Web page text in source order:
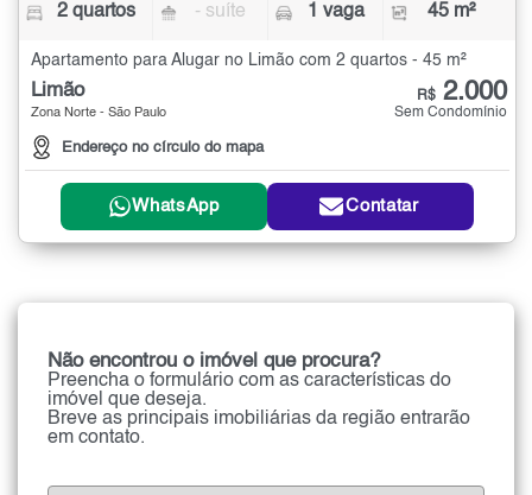
2 quartos - suíte 1 vaga 45 m²
Apartamento para Alugar no Limão com 2 quartos - 45 m²
Limão
Zona Norte - São Paulo
Endereço no círculo do mapa
R$ 2.000
Sem Condomínio
WhatsApp Contatar
Não encontrou o imóvel que procura?
Preencha o formulário com as características do
imóvel que deseja.
Breve as principais imobiliárias da região entrarão
em contato.